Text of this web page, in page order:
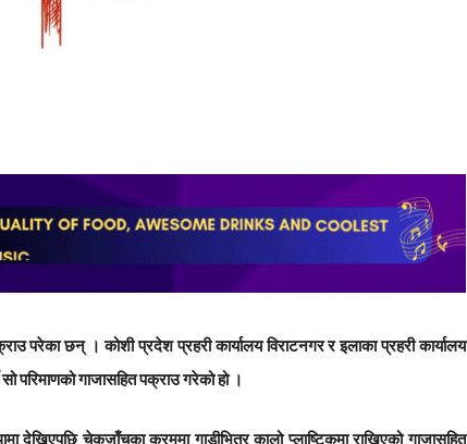
छन् । कोशी प्रदेश प्रहरी कार्यालय विराटनगर र इलाका प्रहरी कार्यालय
परिमाणको गाजासहित पक्राउ गरेको हो ।
देखिएपछि चेकजाँचका क्रममा गाडीभित्र कालो प्लाष्टिकमा राखिएको गाजासहित